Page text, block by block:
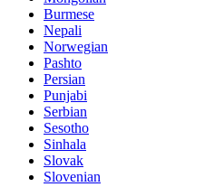
Burmese
Nepali
Norwegian
Pashto
Persian
Punjabi
Serbian
Sesotho
Sinhala
Slovak
Slovenian